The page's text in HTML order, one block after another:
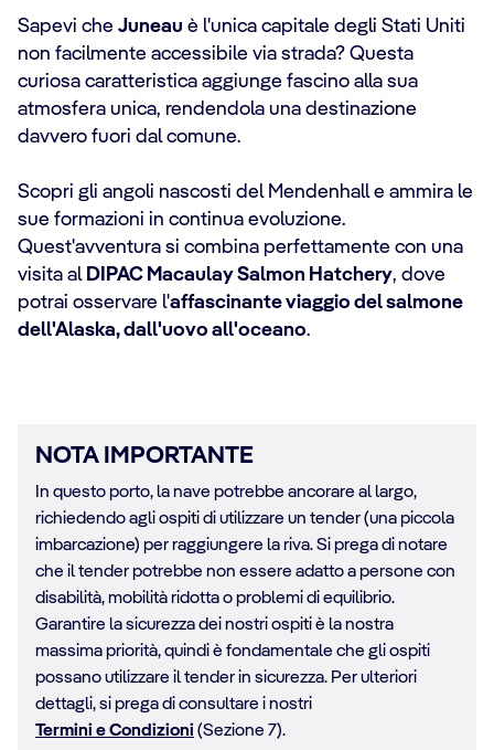
Sapevi che Juneau è l'unica capitale degli Stati Uniti
non facilmente accessibile via strada? Questa
curiosa caratteristica aggiunge fascino alla sua
atmosfera unica, rendendola una destinazione
davvero fuori dal comune.
Scopri gli angoli nascosti del Mendenhall e ammira le
sue formazioni in continua evoluzione.
Quest'avventura si combina perfettamente con una
visita al DIPAC Macaulay Salmon Hatchery, dove
potrai osservare l'affascinante viaggio del salmone
dell'Alaska, dall'uovo all'oceano.
NOTA IMPORTANTE
In questo porto, la nave potrebbe ancorare al largo,
richiedendo agli ospiti di utilizzare un tender (una piccola
imbarcazione) per raggiungere la riva. Si prega di notare
che il tender potrebbe non essere adatto a persone con
disabilità, mobilità ridotta o problemi di equilibrio.
Garantire la sicurezza dei nostri ospiti è la nostra
massima priorità, quindi è fondamentale che gli ospiti
possano utilizzare il tender in sicurezza. Per ulteriori
dettagli, si prega di consultare i nostri
Termini e Condizioni (Sezione 7).